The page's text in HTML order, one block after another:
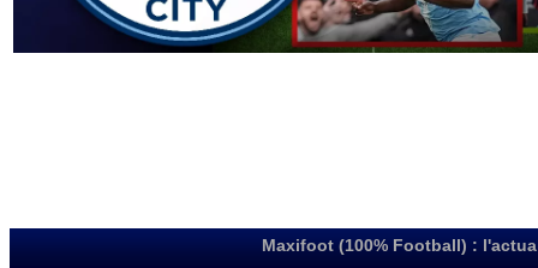
Maxifoot (100% Football) :